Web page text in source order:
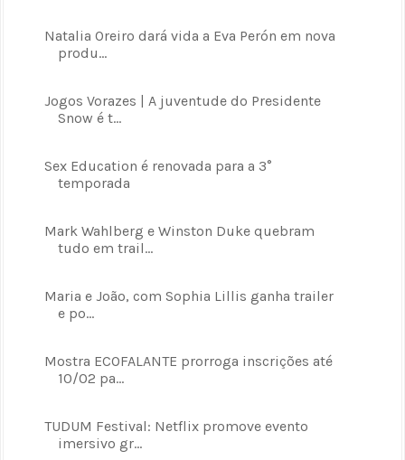
Natalia Oreiro dará vida a Eva Perón em nova
produ...
Jogos Vorazes | A juventude do Presidente
Snow é t...
Sex Education é renovada para a 3°
temporada
Mark Wahlberg e Winston Duke quebram
tudo em trail...
Maria e João, com Sophia Lillis ganha trailer
e po...
Mostra ECOFALANTE prorroga inscrições até
10/02 pa...
TUDUM Festival: Netflix promove evento
imersivo gr...